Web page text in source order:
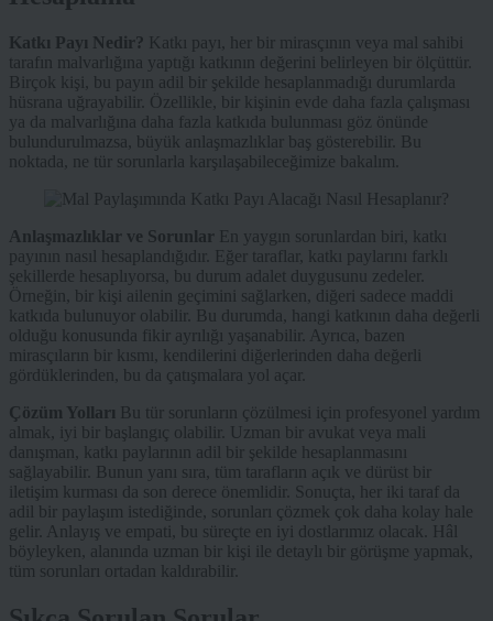
Katkı Payı Nedir? Katkı payı, her bir mirasçının veya mal sahibi
tarafın malvarlığına yaptığı katkının değerini belirleyen bir ölçüttür.
Birçok kişi, bu payın adil bir şekilde hesaplanmadığı durumlarda
hüsrana uğrayabilir. Özellikle, bir kişinin evde daha fazla çalışması
ya da malvarlığına daha fazla katkıda bulunması göz önünde
bulundurulmazsa, büyük anlaşmazlıklar baş gösterebilir. Bu
noktada, ne tür sorunlarla karşılaşabileceğimize bakalım.
Anlaşmazlıklar ve Sorunlar En yaygın sorunlardan biri, katkı
payının nasıl hesaplandığıdır. Eğer taraflar, katkı paylarını farklı
şekillerde hesaplıyorsa, bu durum adalet duygusunu zedeler.
Örneğin, bir kişi ailenin geçimini sağlarken, diğeri sadece maddi
katkıda bulunuyor olabilir. Bu durumda, hangi katkının daha değerli
olduğu konusunda fikir ayrılığı yaşanabilir. Ayrıca, bazen
mirasçıların bir kısmı, kendilerini diğerlerinden daha değerli
gördüklerinden, bu da çatışmalara yol açar.
Çözüm Yolları Bu tür sorunların çözülmesi için profesyonel yardım
almak, iyi bir başlangıç olabilir. Uzman bir avukat veya mali
danışman, katkı paylarının adil bir şekilde hesaplanmasını
sağlayabilir. Bunun yanı sıra, tüm tarafların açık ve dürüst bir
iletişim kurması da son derece önemlidir. Sonuçta, her iki taraf da
adil bir paylaşım istediğinde, sorunları çözmek çok daha kolay hale
gelir. Anlayış ve empati, bu süreçte en iyi dostlarımız olacak. Hâl
böyleyken, alanında uzman bir kişi ile detaylı bir görüşme yapmak,
tüm sorunları ortadan kaldırabilir.